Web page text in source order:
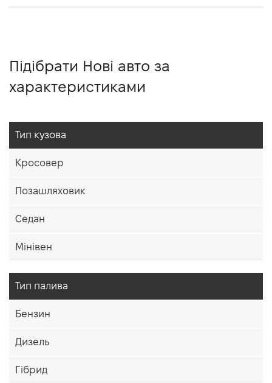
Підібрати Нові авто за
характеристиками
Тип кузова
Кросовер
Позашляховик
Седан
Мінівен
Тип палива
Бензин
Дизель
Гібрид